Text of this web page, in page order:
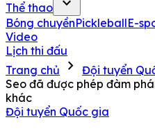
Thể thao
Bóng chuyềnPickleballE-
Video
Lịch thi đấu
Trang chủ
chevron_right Đội tuyển
Seo đã được phép đàm
khác
Đội tuyển Quốc gia